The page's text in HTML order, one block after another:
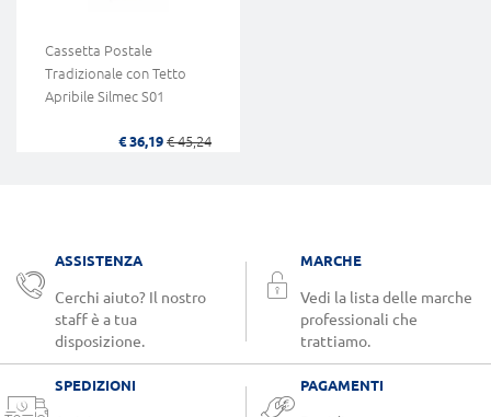
Cassetta Postale
Tradizionale con Tetto
Apribile Silmec S01
€ 36,19 € 45,24
ASSISTENZA
Cerchi aiuto? Il nostro
staff è a tua
disposizione.
MARCHE
Vedi la lista delle marche
professionali che
trattiamo.
SPEDIZIONI PAGAMENTI